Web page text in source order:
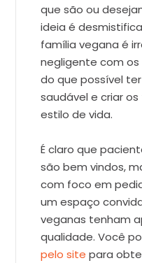
que são ou
ideia é
família vegana é
negligente com os
do que possível
saudável e criar
estilo de vida.
É claro que
são bem vindos,
com foco em
um espaço
veganas tenham
qualidade. Você
pelo site para